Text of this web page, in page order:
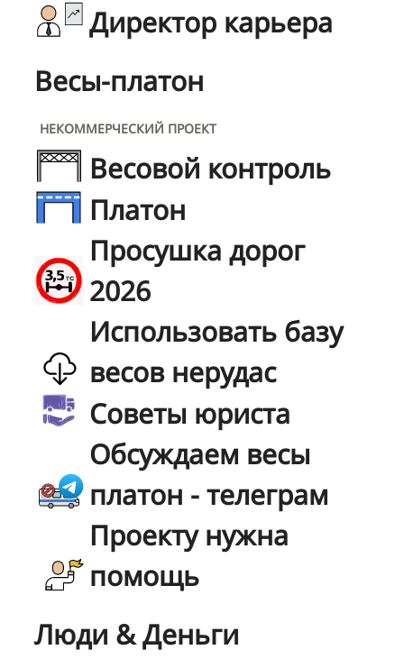
Директор карьера
Весы-платон
НЕКОММЕРЧЕСКИЙ ПРОЕКТ
Весовой контроль
Платон
Просушка дорог
2026
Использовать базу
весов нерудас
Советы юриста
Обсуждаем весы
платон - телеграм
Проекту нужна
помощь
Люди & Деньги